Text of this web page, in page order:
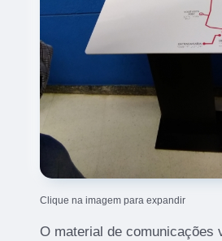
Clique na imagem para expandir
O material de comunicações